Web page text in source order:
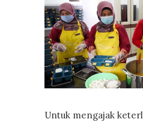
Untuk mengajak